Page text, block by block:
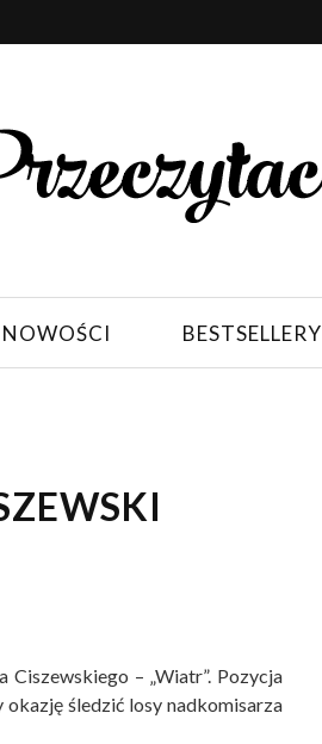
BESTSELLERY
– „Wiatr”. Pozycja
okazję śledzić losy nadkomisarza